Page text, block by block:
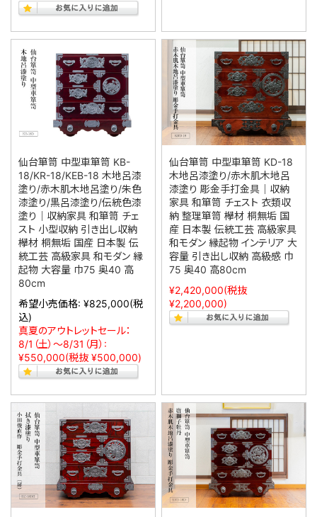
仙台箪笥 中型車箪笥 KB-
18/KR-18/KEB-18 木地呂漆
塗り/赤木肌木地呂塗り/朱色
漆塗り/黒呂漆塗り/伝統色漆
塗り｜収納家具 和箪笥 チェ
スト 小型収納 引き出し収納
欅材 桐無垢 国産 日本製 伝
統工芸 高級家具 和モダン 縁
起物 大容量 巾75 奥40 高
80cm
希望小売価格: ¥825,000(税
込)
真夏のアウトレットセール：
8/1（土）～8/31（月）:
¥550,000(税抜 ¥500,000)
仙台箪笥 中型車箪笥 KD-18
木地呂漆塗り/赤木肌木地呂
漆塗り 彫金手打金具｜収納
家具 和箪笥 チェスト 衣類収
納 整理箪笥 欅材 桐無垢 国
産 日本製 伝統工芸 高級家具
和モダン 縁起物 インテリア 大
容量 引き出し収納 高級感 巾
75 奥40 高80cm
¥2,420,000(税抜
¥2,200,000)